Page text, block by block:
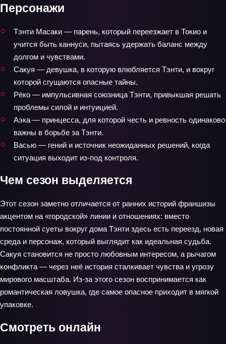
Персонажи
Тэнти Масаки — парень, который переезжает в Токио и
учится быть каннуси, пытаясь удержать баланс между
долгом и чувствами.
Сакуя — девушка, в которую влюбляется Тэнти, и вокруг
которой сгущаются опасные тайны.
Рёко — импульсивная союзница Тэнти, привыкшая решать
проблемы силой и интуицией.
Аэка — принцесса, для которой честь и ревность одинаково
важны в борьбе за Тэнти.
Васью — гений и источник неожиданных решений, когда
ситуация выходит из-под контроля.
Чем сезон выделяется
Этот сезон заметно отличается от ранних историй франшизы
акцентом на «городской» линии и отношениях: вместо
постоянной суеты вокруг дома Тэнти здесь есть переезд, новая
среда и персонаж, который выглядит как идеальная судьба.
Сакуя становится не просто любовным интересом, а рычагом
конфликта — через неё история сталкивает чувства и угрозу
мирового масштаба. Из-за этого сезон воспринимается как
романтическая ловушка, где самое опасное приходит в мягкой
упаковке.
Смотреть онлайн